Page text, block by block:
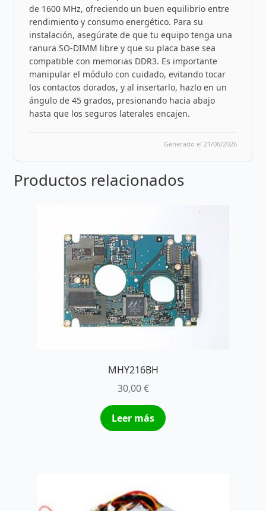
de 1600 MHz, ofreciendo un buen equilibrio entre
rendimiento y consumo energético. Para su
instalación, asegúrate de que tu equipo tenga una
ranura SO-DIMM libre y que su placa base sea
compatible con memorias DDR3. Es importante
manipular el módulo con cuidado, evitando tocar
los contactos dorados, y al insertarlo, hazlo en un
ángulo de 45 grados, presionando hacia abajo
hasta que los seguros laterales encajen.
Generado el 21/06/2026
Productos relacionados
MHY216BH
30,00€
Leer más